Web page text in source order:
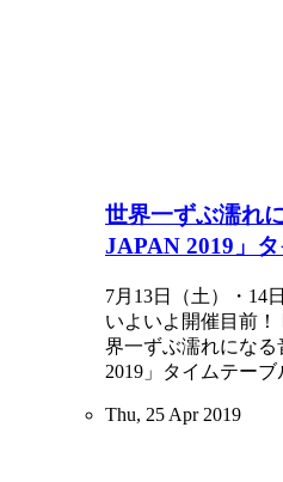
世界一ずぶ濡れ
JAPAN 2019」
7月13日（土）・14
いよいよ開催目前
界一ずぶ濡れになる
2019」タイムテーブ
Thu, 25 Apr 2019